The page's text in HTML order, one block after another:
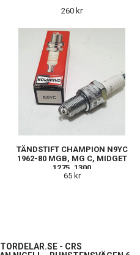
260 kr
TÄNDSTIFT CHAMPION N9YC
1962-80 MGB, MG C, MIDGET
1275, 1300
65 kr
- CRS